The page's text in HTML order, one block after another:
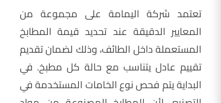
تعتمد شركة اليمامة على مجموعة من
المعايير الدقيقة عند تحديد قيمة المطابخ
المستعملة داخل الطائف، وذلك لضمان تقديم
تقييم عادل يتناسب مع حالة كل مطبخ. في
البداية يتم فحص نوع الخامات المستخدمة في